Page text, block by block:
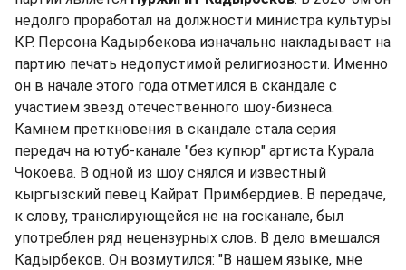
недолго проработал на должности министра культуры
КР. Персона Кадырбекова изначально накладывает на
партию печать недопустимой религиозности. Именно
он в начале этого года отметился в скандале с
участием звезд отечественного шоу-бизнеса.
Камнем преткновения в скандале стала серия
передач на ютуб-канале "без купюр" артиста Курала
Чокоева. В одной из шоу снялся и известный
кыргызский певец Кайрат Примбердиев. В передаче,
к слову, транслирующейся не на госканале, был
употреблен ряд нецензурных слов. В дело вмешался
Кадырбеков. Он возмутился: "В нашем языке, мне